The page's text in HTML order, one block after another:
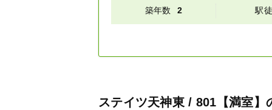
築年数 2 駅
ステイツ天神東 / 801【満室】